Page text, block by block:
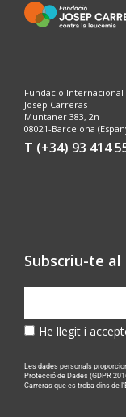
Fundació Internacional
Josep Carreras
Muntaner 383, 2n
08021-Barcelona
T (+34) 93 414
Subscriu-te
He llegit i
Les dades personals
Protecció de Dades (GDPR
Carreras que es troba dins de